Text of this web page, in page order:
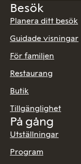
Besök
Planera ditt besök
Guidade visningar
För familjen
Restaurang
Butik
Tillgänglighet
På gång
Utställningar
Program